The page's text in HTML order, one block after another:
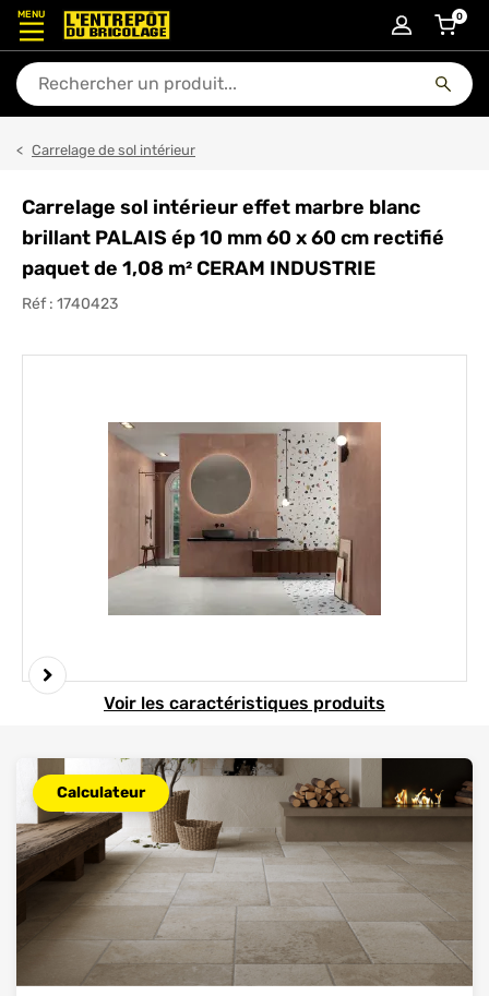
MENU
En quoi puis-je vous aider ?
0article
Carrelage de sol intérieur
Carrelage sol intérieur effet marbre blanc
brillant PALAIS ép 10 mm 60 x 60 cm rectifié
paquet de 1,08 m² CERAM INDUSTRIE
Réf : 1740423
Element 1 sur 3
Voir les caractéristiques produits
Calculateur